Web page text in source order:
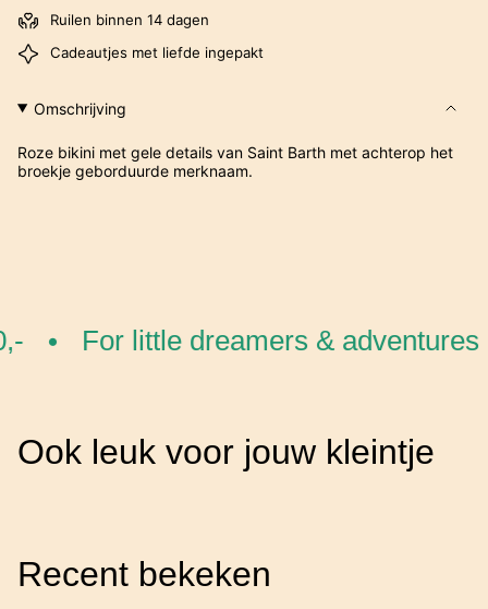
Ruilen binnen 14 dagen
Cadeautjes met liefde ingepakt
Omschrijving
Roze bikini met gele details van Saint Barth met achterop het
broekje geborduurde merknaam.
For little dreamers & adventures
Ook leuk voor jouw kleintje
Recent bekeken